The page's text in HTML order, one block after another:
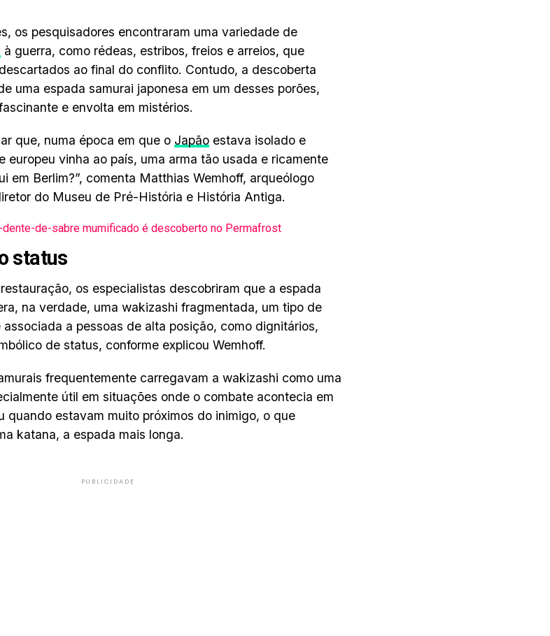
os pesquisadores encontraram uma variedade de
à guerra, como rédeas, estribos, freios e arreios, que
ao final do conflito. Contudo, a descoberta
uma espada samurai japonesa em um desses porões,
e envolta em mistérios.
que, numa época em que o Japão estava isolado e
europeu vinha ao país, uma arma tão usada e ricamente
em Berlim?”, comenta Matthias Wemhoff, arqueólogo
do Museu de Pré-História e História Antiga.
de-sabre mumificado é descoberto no Permafrost
status
os especialistas descobriram que a espada
na verdade, uma wakizashi fragmentada, um tipo de
a pessoas de alta posição, como dignitários,
de status, conforme explicou Wemhoff.
frequentemente carregavam a wakizashi como uma
útil em situações onde o combate acontecia em
quando estavam muito próximos do inimigo, o que
katana, a espada mais longa.
PUBLICIDADE